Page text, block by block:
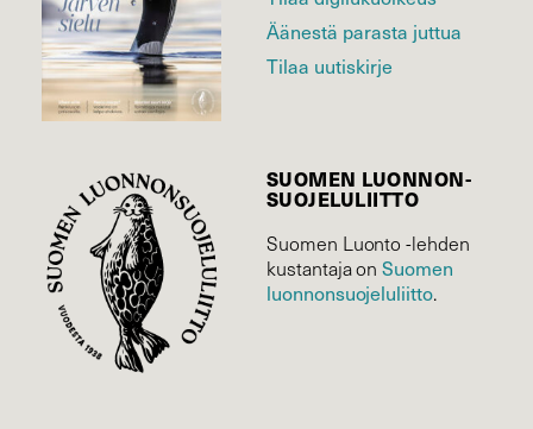
Äänestä parasta juttua
Tilaa uutiskirje
SUOMEN LUONNON­
SUOJELU­LIITTO
Suomen Luonto -lehden
kustantaja onSuomen
luonnonsuojelu­liitto.